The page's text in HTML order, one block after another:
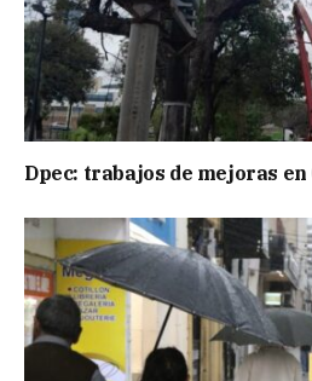
Dpec: trabajos de mejoras